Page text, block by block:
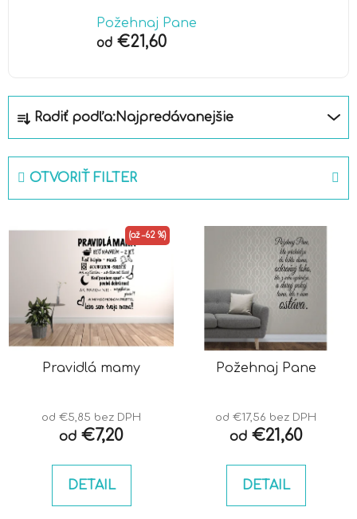
Požehnaj Pane
od €21,60
a
d
n
e
u
k
Radiť podľa:Najpredávanejšie
OTVORIŤ FILTER
V
p
r
Pravidlá mamy
od €5,85 bez DPH
od €7,20
(až –62 %)
DETAIL
Požehnaj Pane
od €17,56 bez DPH
od€21,60
DETAIL